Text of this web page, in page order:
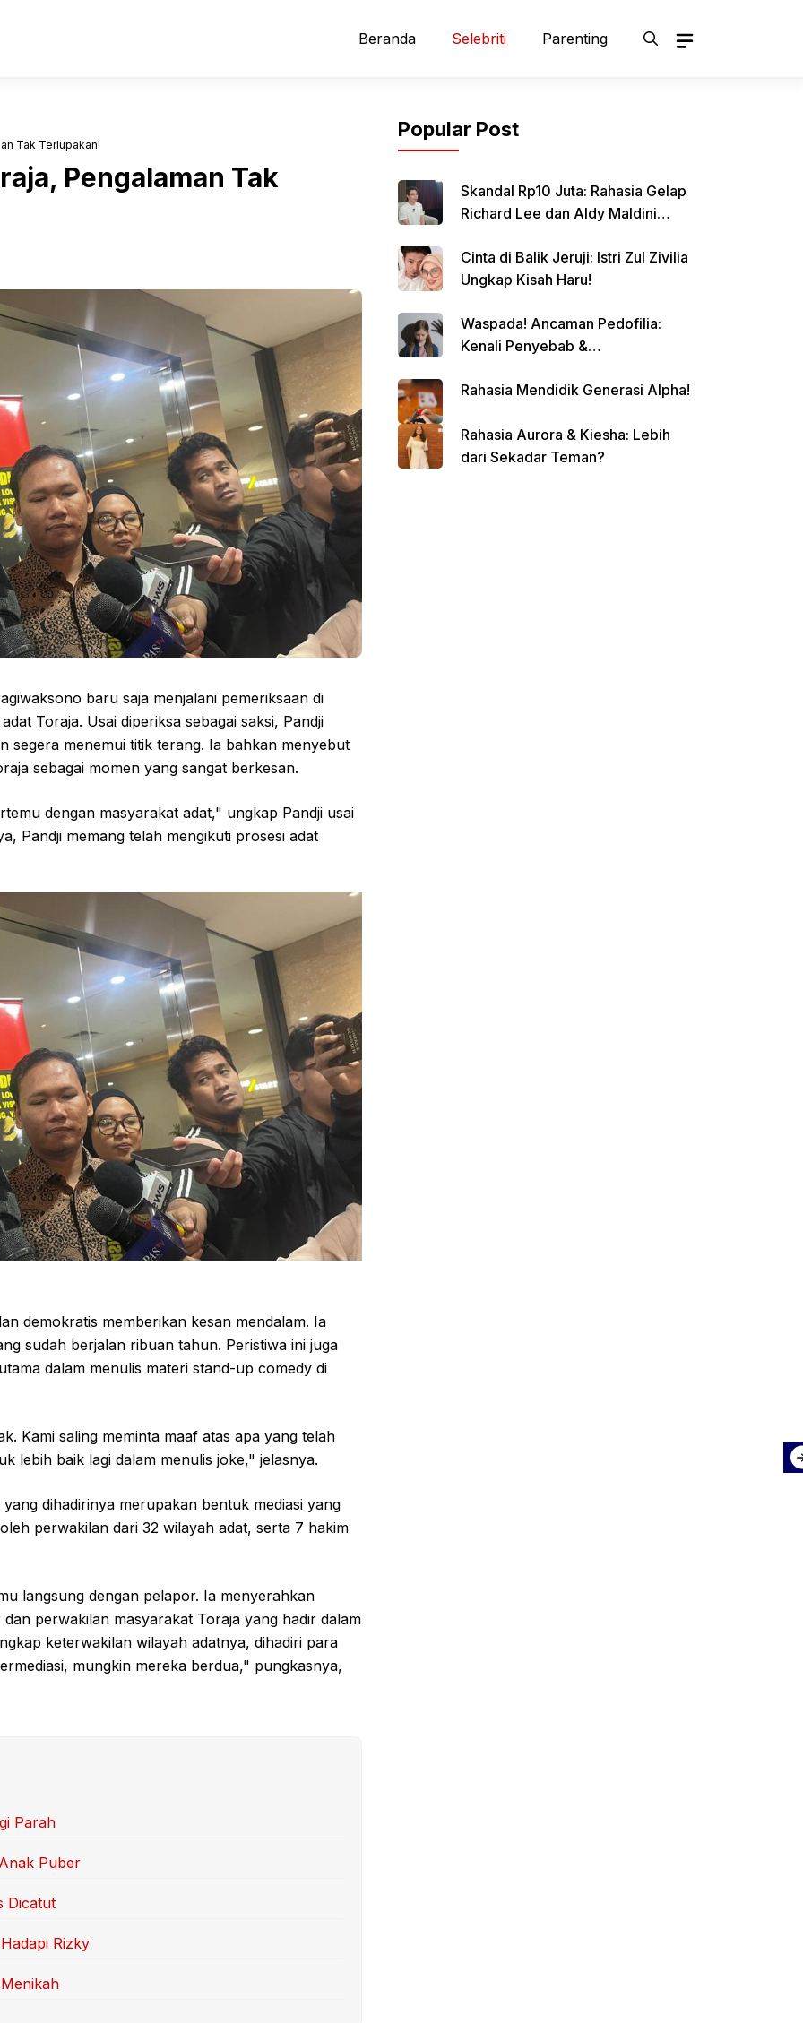
Beranda Selebriti Parenting
Tak Terlupakan!
Pengalaman Tak
baru saja menjalani pemeriksaan di
Toraja. Usai diperiksa sebagai saksi, Pandji
segera menemui titik terang. Ia bahkan menyebut
sebagai momen yang sangat berkesan.
dengan masyarakat adat," ungkap Pandji usai
Pandji memang telah mengikuti prosesi adat
demokratis memberikan kesan mendalam. Ia
sudah berjalan ribuan tahun. Peristiwa ini juga
dalam menulis materi stand-up comedy di
Kami saling meminta maaf atas apa yang telah
lebih baik lagi dalam menulis joke," jelasnya.
dihadirinya merupakan bentuk mediasi yang
perwakilan dari 32 wilayah adat, serta 7 hakim
langsung dengan pelapor. Ia menyerahkan
perwakilan masyarakat Toraja yang hadir dalam
keterwakilan wilayah adatnya, dihadiri para
mungkin mereka berdua," pungkasnya,
Parah
Puber
Dicatut
Rizky
Popular Post
Skandal Rp10 Juta: Rahasia Gelap
Richard Lee dan Aldy Maldini
Cinta di Balik Jeruji: Istri Zul Zivilia
Ungkap Kisah Haru!
Waspada! Ancaman Pedofilia:
Kenali Penyebab &
Rahasia Mendidik Generasi Alpha!
Rahasia Aurora & Kiesha: Lebih
dari Sekadar Teman?